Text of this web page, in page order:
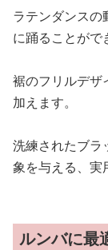
ラテンダンスの
に踊ることがで
裾のフリルデザ
加えます。
洗練されたブラ
象を与える、実
ルンバに最